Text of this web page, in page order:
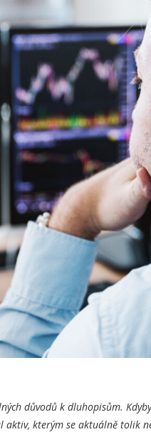
důvodů k dluhopisům.
aktiv, kterým se aktuálně tolik